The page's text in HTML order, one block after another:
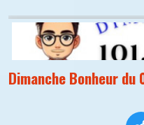
Dimanche Bonheur du